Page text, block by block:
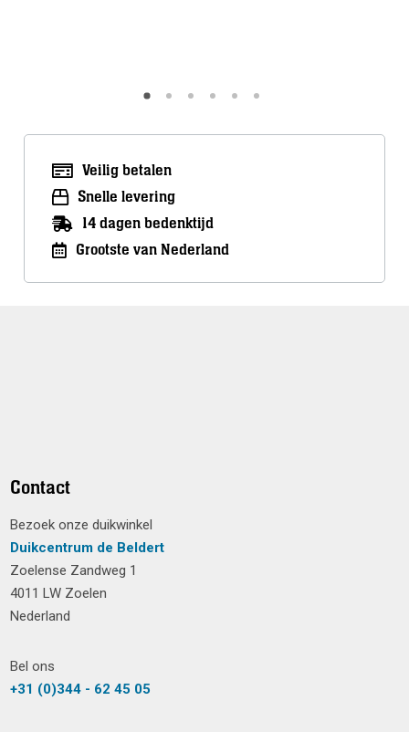
Veilig betalen
Snelle levering
14 dagen bedenktijd
Grootste van Nederland
Contact
Bezoek onze duikwinkel
Duikcentrum de Beldert
Zoelense Zandweg 1
4011 LW Zoelen
Nederland
Bel ons
+31 (0)344 - 62 45 05